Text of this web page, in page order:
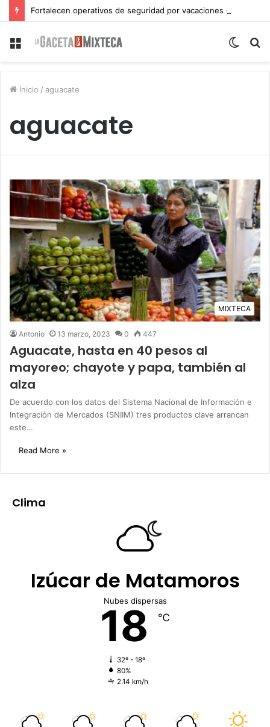
Menu
Switch
Inicio / aguacate
aguacate
MIXTECA
Antonio 13 marzo, 2023 0 447
Aguacate, hasta en 40 pesos al
mayoreo; chayote y papa, también al
alza
De acuerdo con los datos del Sistema Nacional de Información e
Integración de Mercados (SNIIM) tres productos clave arrancan
este…
Read More »
Clima
Izúcar de Matamoros
Nubes dispersas
18 ℃
32º - 18º
80%
2.14 km/h